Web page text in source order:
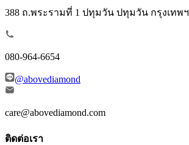
388 ถ.พระรามที่ 1 ปทุมวัน ปทุมวัน กรุงเทพฯ
080-964-6654
@abovediamond
care@abovediamond.com
ติดต่อเรา